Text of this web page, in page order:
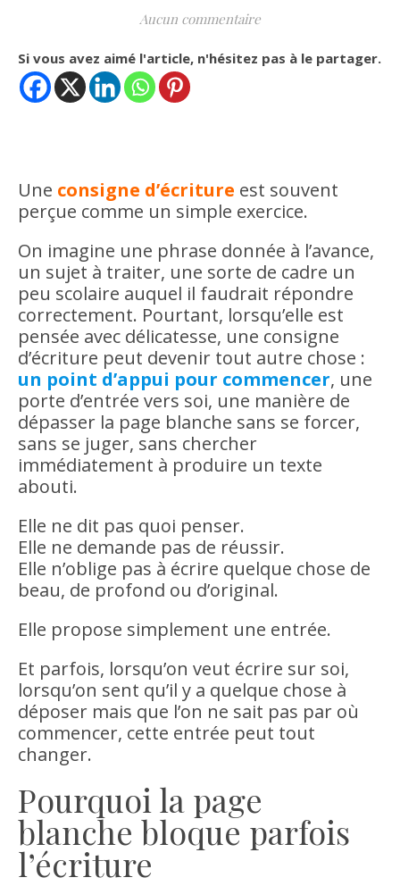
Aucun commentaire
Si vous avez aimé l'article, n'hésitez pas à le partager.
Une consigne d’écriture est souvent
perçue comme un simple exercice.
On imagine une phrase donnée à l’avance,
un sujet à traiter, une sorte de cadre un
peu scolaire auquel il faudrait répondre
correctement. Pourtant, lorsqu’elle est
pensée avec délicatesse, une consigne
d’écriture peut devenir tout autre chose :
un point d’appui pour commencer, une
porte d’entrée vers soi, une manière de
dépasser la page blanche sans se forcer,
sans se juger, sans chercher
immédiatement à produire un texte
abouti.
Elle ne dit pas quoi penser.
Elle ne demande pas de réussir.
Elle n’oblige pas à écrire quelque chose de
beau, de profond ou d’original.
Elle propose simplement une entrée.
Et parfois, lorsqu’on veut écrire sur soi,
lorsqu’on sent qu’il y a quelque chose à
déposer mais que l’on ne sait pas par où
commencer, cette entrée peut tout
changer.
Pourquoi la page
blanche bloque parfois
l’écriture